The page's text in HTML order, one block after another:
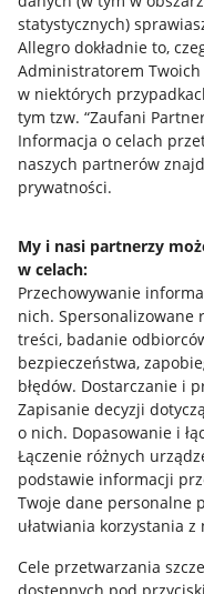
statystycznych)
Allegro dokładnie to,
Administratorem
w niektórych
tym tzw. “Zaufani
Informacja o celach
naszych partnerów
prywatności.
My i nasi partnerzy
w celach:
Przechowywanie
nich. Spersonalizowane
treści, badanie
bezpieczeństwa,
błędów. Dostarczanie i
Zapisanie decyzji
o nich. Dopasowanie i
Łączenie różnych
podstawie informacji
Twoje dane personalne
ułatwiania korzystania z
Cele przetwarzania
Przydatne informacje
Jak to działa
Allegro Gadane dla
Allegro Gadane dla
Mapa miejscowości
Informacje prawne
Regulamin
Polityka plików
Ustawienia plików
Udostępnianie